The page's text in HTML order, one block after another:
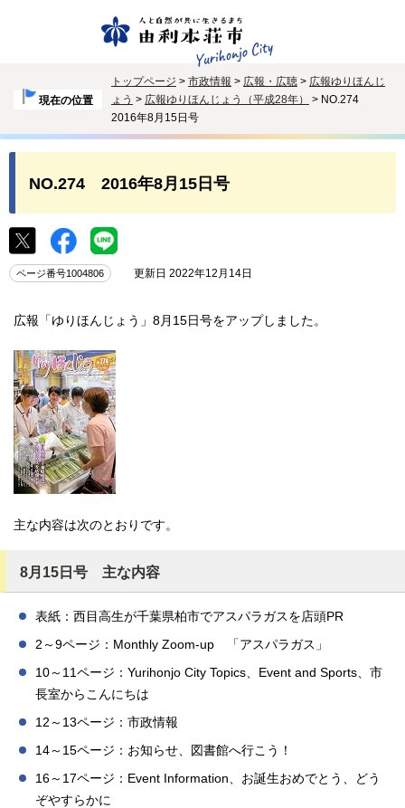
現在の位置
トップページ > 市政情報 > 広報・広聴 > 広報ゆりほんじ
ょう > 広報ゆりほんじょう（平成28年）
> NO.274
2016年8月15日号
NO.274 2016年8月15日号
ページ番号1004806 更新日 2022年12月14日
広報「ゆりほんじょう」8月15日号をアップしました。
主な内容は次のとおりです。
8月15日号 主な内容
表紙：西目高生が千葉県柏市でアスパラガスを店頭PR
2～9ページ：Monthly Zoom-up 「アスパラガス」
10～11ページ：Yurihonjo City Topics、Event and Sports、市
長室からこんにちは
12～13ページ：市政情報
14～15ページ：お知らせ、図書館へ行こう！
16～17ページ：Event Information、お誕生おめでとう、どう
ぞやすらかに